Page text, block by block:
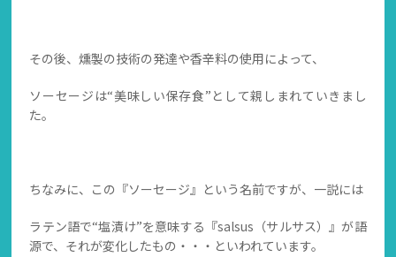
その後、燻製の技術の発達や香辛料の使用によって、
ソーセージは“美味しい保存食”として親しまれていきまし
た。
ちなみに、この『ソーセージ』という名前ですが、一説には
ラテン語で“塩漬け”を意味する『salsus（サルサス）』が語
源で、それが変化したもの・・・といわれています。